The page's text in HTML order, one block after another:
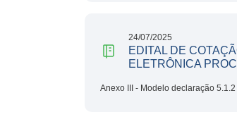
24/07/2025
EDITAL DE
ELETRÔNICA
Anexo III - Modelo declaração 5.1.2